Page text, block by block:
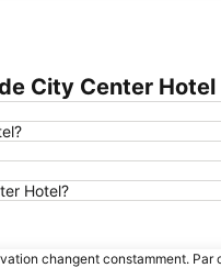
City Center Hotel
Hotel?
changent constamment.